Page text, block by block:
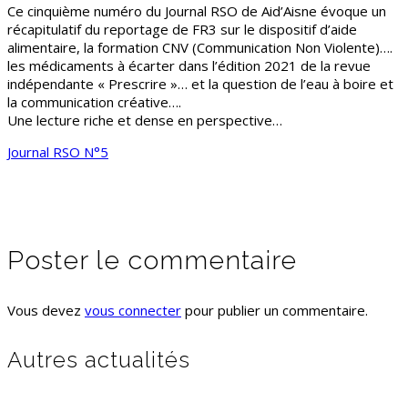
Ce cinquième numéro du Journal RSO de Aid’Aisne évoque un
récapitulatif du reportage de FR3 sur le dispositif d’aide
alimentaire, la formation CNV (Communication Non Violente)….
les médicaments à écarter dans l’édition 2021 de la revue
indépendante « Prescrire »… et la question de l’eau à boire et
la communication créative….
Une lecture riche et dense en perspective…
Journal RSO N°5
Poster le commentaire
Vous devez vous connecter pour publier un commentaire.
Autres actualités